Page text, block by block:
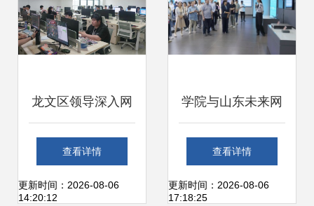
龙文区领导深入网
络科技研发企业走
访调研，共谋数字
查看详情
更新时间：2026-08-06
14:20:12
学院与山东未来网
络研究院举行党建
共建签约活动，共
查看详情
更新时间：2026-08-06
17:18:25